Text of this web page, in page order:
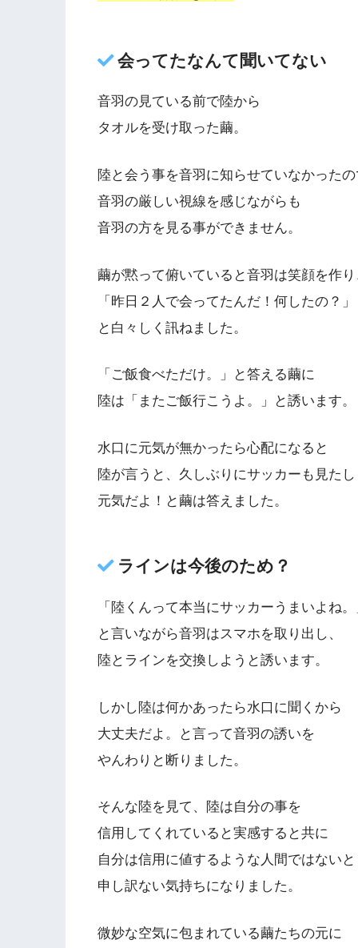
会ってたなんて聞いてない
音羽の見ている前で陸から
タオルを受け取った繭。
陸と会う事を音羽に知らせていなかった
音羽の厳しい視線を感じながらも
音羽の方を見る事ができません。
繭が黙って俯いていると音羽は笑顔を作
「昨日２人で会ってたんだ！何したの？」
と白々しく訊ねました。
「ご飯食べただけ。」と答える繭に
陸は「またご飯行こうよ。」と誘います。
水口に元気が無かったら心配になると
陸が言うと、久しぶりにサッカーも見たし
元気だよ！と繭は答えました。
ラインは今後のため？
「陸くんって本当にサッカーうまいよね
と言いながら音羽はスマホを取り出し、
陸とラインを交換しようと誘います。
しかし陸は何かあったら水口に聞くから
大丈夫だよ。と言って音羽の誘いを
やんわりと断りました。
そんな陸を見て、陸は自分の事を
信用してくれていると実感すると共に
自分は信用に値するような人間ではないと
申し訳ない気持ちになりました。
微妙な空気に包まれている繭たちの元に